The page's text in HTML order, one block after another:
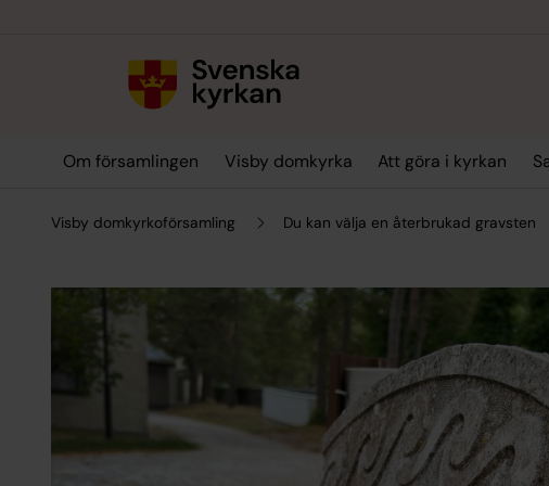
Om församlingen Visby domkyrka Att göra i kyrkan
Visby domkyrkoförsamling Du kan välja en återbrukad gravsten